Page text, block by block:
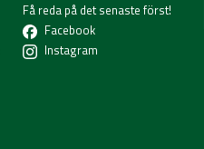
Få reda på det senaste först!
Facebook
Instagram